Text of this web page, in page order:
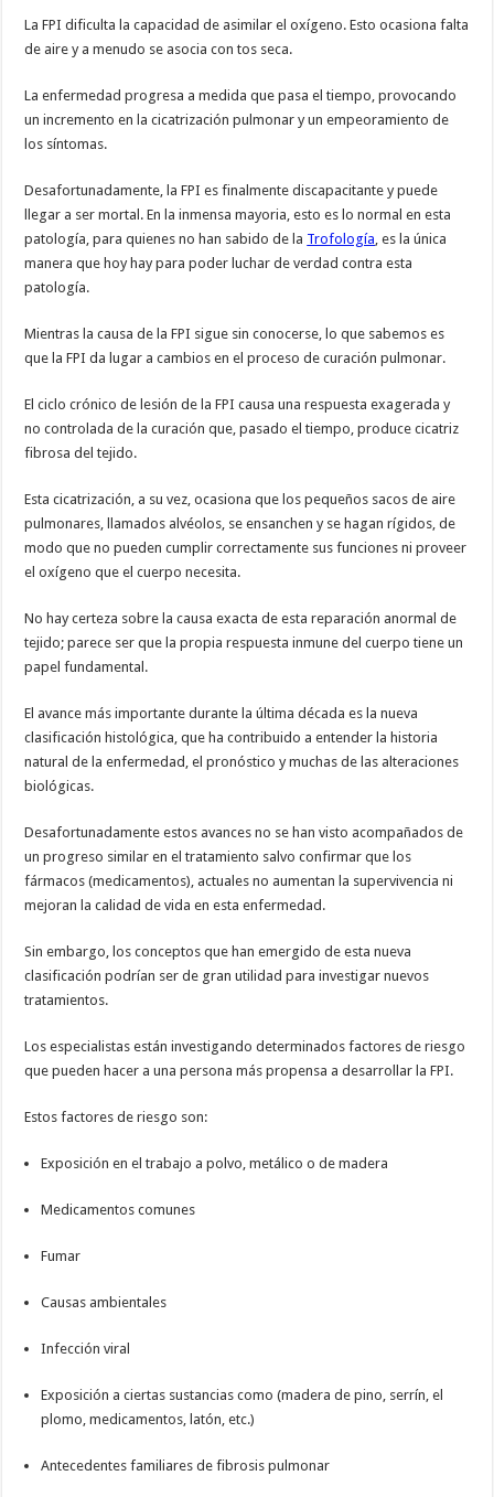
La FPI dificulta la capacidad de asimilar el oxígeno. Esto ocasiona falta
de aire y a menudo se asocia con tos seca.
La enfermedad progresa a medida que pasa el tiempo, provocando
un incremento en la cicatrización pulmonar y un empeoramiento de
los síntomas.
Desafortunadamente, la FPI es finalmente discapacitante y puede
llegar a ser mortal. En la inmensa mayoria, esto es lo normal en esta
patología, para quienes no han sabido de la Trofología , es la única
manera que hoy hay para poder luchar de verdad contra esta
patología.
Mientras la causa de la FPI sigue sin conocerse, lo que sabemos es
que la FPI da lugar a cambios en el proceso de curación pulmonar.
El ciclo crónico de lesión de la FPI causa una respuesta exagerada y
no controlada de la curación que, pasado el tiempo, produce cicatriz
fibrosa del tejido.
Esta cicatrización, a su vez, ocasiona que los pequeños sacos de aire
pulmonares, llamados alvéolos, se ensanchen y se hagan rígidos, de
modo que no pueden cumplir correctamente sus funciones ni proveer
el oxígeno que el cuerpo necesita.
No hay certeza sobre la causa exacta de esta reparación anormal de
tejido; parece ser que la propia respuesta inmune del cuerpo tiene un
papel fundamental.
El avance más importante durante la última década es la nueva
clasificación histológica, que ha contribuido a entender la historia
natural de la enfermedad, el pronóstico y muchas de las alteraciones
biológicas.
Desafortunadamente estos avances no se han visto acompañados de
un progreso similar en el tratamiento salvo confirmar que los
fármacos (medicamentos), actuales no aumentan la supervivencia ni
mejoran la calidad de vida en esta enfermedad.
Sin embargo, los conceptos que han emergido de esta nueva
clasificación podrían ser de gran utilidad para investigar nuevos
tratamientos.
Los especialistas están investigando determinados factores de riesgo
que pueden hacer a una persona más propensa a desarrollar la FPI.
Estos factores de riesgo son:
Exposición en el trabajo a polvo, metálico o de madera
Medicamentos comunes
Fumar
Causas ambientales
Infección viral
Exposición a ciertas sustancias como (madera de pino, serrín, el
plomo, medicamentos, latón, etc.)
Antecedentes familiares de fibrosis pulmonar